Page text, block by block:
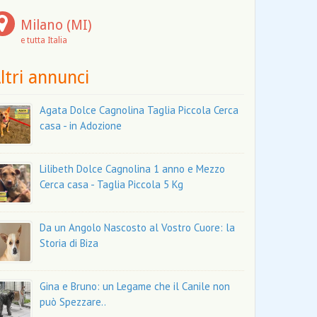
Milano (MI)
e tutta Italia
annunci
Agata Dolce Cagnolina Taglia Piccola Cerca
casa - in Adozione
Lilibeth Dolce Cagnolina 1 anno e Mezzo
Cerca casa - Taglia Piccola 5 Kg
Da un Angolo Nascosto al Vostro Cuore: la
Storia di Biza
Gina e Bruno: un Legame che il Canile non
può Spezzare..